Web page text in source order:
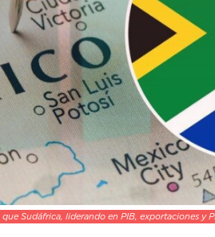
Sudáfrica, liderando en PIB, exportaciones y